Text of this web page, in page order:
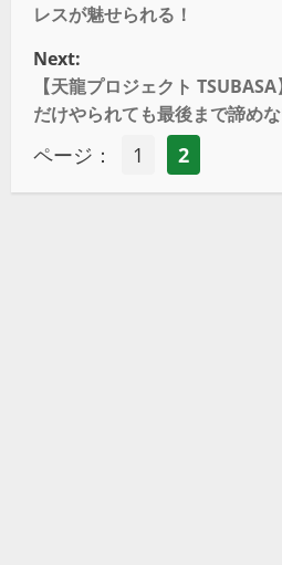
レスが魅せられる！
Next:
【天龍プロジェクト
だけやられても最後まで諦め
ページ： 1 2